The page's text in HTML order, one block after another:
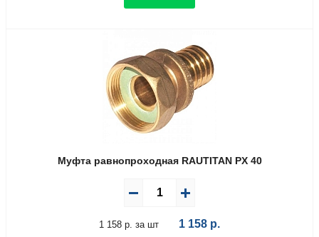
Муфта равнопроходная RAUTITAN PX 40
1 158 р. за шт 1 158 р.